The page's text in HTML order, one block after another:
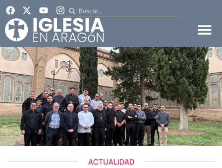
ACTUALIDAD